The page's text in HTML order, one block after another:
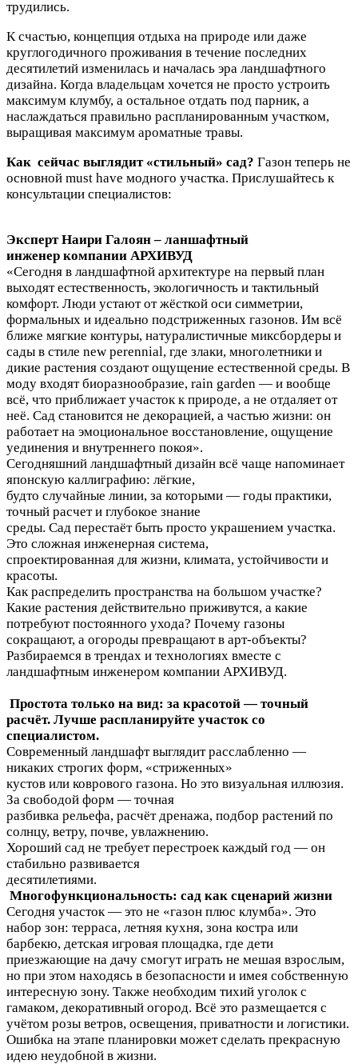
трудились.
К счастью, концепция отдыха на природе или даже
круглогодичного проживания в течение последних
десятилетий изменилась и началась эра ландшафтного
дизайна. Когда владельцам хочется не просто устроить
максимум клумбу, а остальное отдать под парник, а
наслаждаться правильно распланированным участком,
выращивая максимум ароматные травы.
Как сейчас выглядит «стильный» сад? Газон теперь не
основной must have модного участка. Прислушайтесь к
консультации специалистов:
Эксперт Наири Галоян – ланшафтный
инженер компании АРХИВУД
«Сегодня в ландшафтной архитектуре на первый план
выходят естественность, экологичность и тактильный
комфорт. Люди устают от жёсткой оси симметрии,
формальных и идеально подстриженных газонов. Им всё
ближе мягкие контуры, натуралистичные миксбордеры и
сады в стиле new perennial, где злаки, многолетники и
дикие растения создают ощущение естественной среды. В
моду входят биоразнообразие, rain garden — и вообще
всё, что приближает участок к природе, а не отдаляет от
неё. Сад становится не декорацией, а частью жизни: он
работает на эмоциональное восстановление, ощущение
уединения и внутреннего покоя».
Сегодняшний ландшафтный дизайн всё чаще напоминает
японскую каллиграфию: лёгкие,
будто случайные линии, за которыми — годы практики,
точный расчет и глубокое знание
среды. Сад перестаёт быть просто украшением участка.
Это сложная инженерная система,
спроектированная для жизни, климата, устойчивости и
красоты.
Как распределить пространства на большом участке?
Какие растения действительно приживутся, а какие
потребуют постоянного ухода? Почему газоны
сокращают, а огороды превращают в арт-объекты?
Разбираемся в трендах и технологиях вместе с
ландшафтным инженером компании АРХИВУД.
Простота только на вид: за красотой — точный
расчёт. Лучше распланируйте участок со
специалистом.
Современный ландшафт выглядит расслабленно —
никаких строгих форм, «стриженных»
кустов или коврового газона. Но это визуальная иллюзия.
За свободой форм — точная
разбивка рельефа, расчёт дренажа, подбор растений по
солнцу, ветру, почве, увлажнению.
Хороший сад не требует перестроек каждый год — он
стабильно развивается
десятилетиями.
Многофункциональность: сад как сценарий жизни
Сегодня участок — это не «газон плюс клумба». Это
набор зон: терраса, летняя кухня, зона костра или
барбекю, детская игровая площадка, где дети
приезжающие на дачу смогут играть не мешая взрослым,
но при этом находясь в безопасности и имея собственную
интересную зону. Также необходим тихий уголок с
гамаком, декоративный огород. Всё это размещается с
учётом розы ветров, освещения, приватности и логистики.
Ошибка на этапе планировки может сделать прекрасную
идею неудобной в жизни.